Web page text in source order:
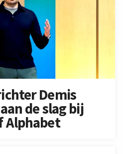
Demis
de slag bij
Alphabet